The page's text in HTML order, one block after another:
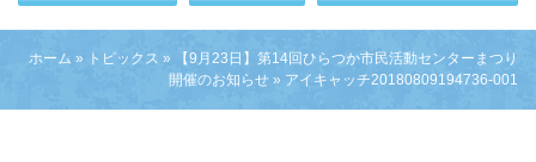
ホーム » トピックス »
【9月23日】第14回ひらつか市民活動センターまつり
開催のお知らせ » アイキャッチ20180809194736-001